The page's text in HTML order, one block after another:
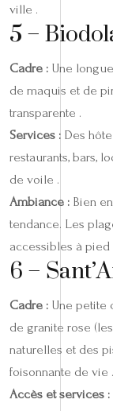
ville .
5 –
Cadre : Une
de maquis et de
transparente .
Services : Des
restaurants, bars,
de voile .
Ambiance : Bien
tendance. Les
accessibles à pied
6 –
Cadre : Une petite
de granite rose (les
naturelles et des
foisonnante de vie .
Accès et services :